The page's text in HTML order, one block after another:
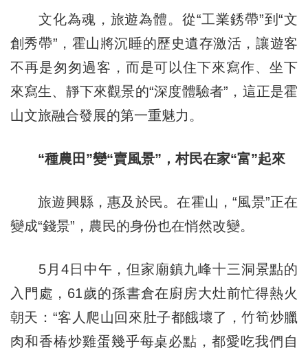
文化為魂，旅遊為體。從“工業銹帶”到“文
創秀帶”，霍山將沉睡的歷史遺存激活，讓遊客
不再是匆匆過客，而是可以住下來寫作、坐下
來寫生、靜下來觀景的“深度體驗者”，這正是霍
山文旅融合發展的第一重魅力。
“種農田”變“賣風景”，村民在家“富”起來
旅遊興縣，惠及於民。在霍山，“風景”正在
變成“錢景”，農民的身份也在悄然改變。
5月4日中午，但家廟鎮九峰十三洞景點的
入門處，61歲的孫書倉在廚房大灶前忙得熱火
朝天：“客人爬山回來肚子都餓壞了，竹筍炒臘
肉和香椿炒雞蛋幾乎每桌必點，都愛吃我們自